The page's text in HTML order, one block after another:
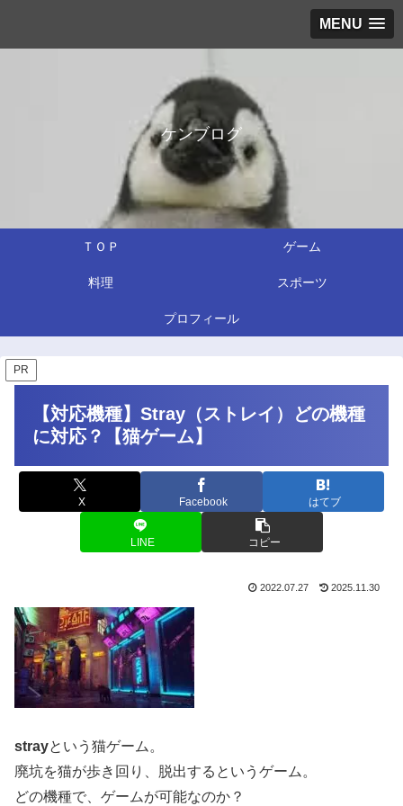
MENU
ケンブログ
ＴＯＰ ゲーム
料理 スポーツ
プロフィール
PR
【対応機種】Stray（ストレイ）どの機種
に対応？【猫ゲーム】
X Facebook はてブ
LINE コピー
2022.07.27 2025.11.30
strayという猫ゲーム。
廃坑を猫が歩き回り、脱出するというゲーム。
どの機種で、ゲームが可能なのか？